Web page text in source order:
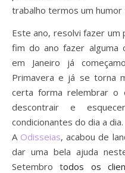
trabalho termos um humor
Este ano, resolvi fazer um
fim do ano fazer alguma
em Janeiro já
Primavera e já se torna
certa forma relembrar o
descontrair e
condicionantes do dia a dia.
A Odisseias, acabou de
dar uma bela ajuda
Setembro todos os